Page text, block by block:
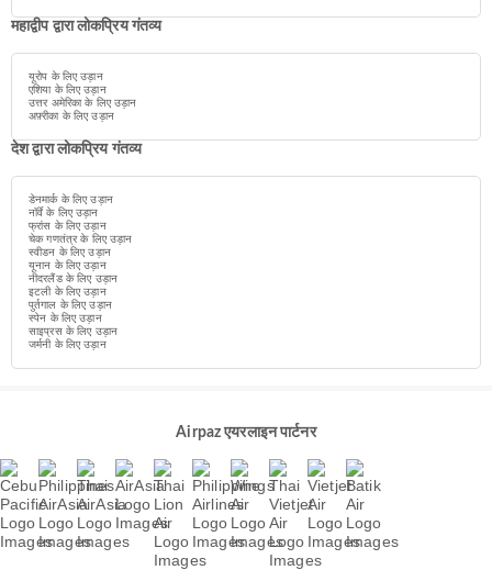
महाद्वीप द्वारा लोकप्रिय गंतव्य
यूरोप के लिए उड़ान
एशिया के लिए उड़ान
उत्तर अमेरिका के लिए उड़ान
अफ़्रीका के लिए उड़ान
देश द्वारा लोकप्रिय गंतव्य
डेनमार्क के लिए उड़ान
नॉर्वे के लिए उड़ान
फ्रांस के लिए उड़ान
चेक गणतंत्र के लिए उड़ान
स्वीडन के लिए उड़ान
यूनान के लिए उड़ान
नीदरलैंड के लिए उड़ान
इटली के लिए उड़ान
पुर्तगाल के लिए उड़ान
स्पेन के लिए उड़ान
साइप्रस के लिए उड़ान
जर्मनी के लिए उड़ान
Airpaz एयरलाइन पार्टनर